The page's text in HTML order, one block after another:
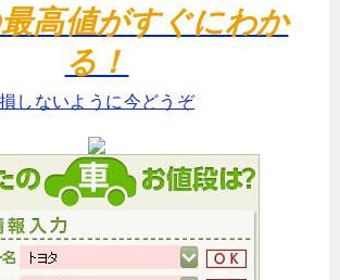
高値がすぐにわか
る！
損しないように今どうぞ